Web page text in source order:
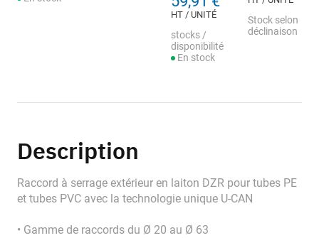
HT / UNITÉ
stocks /
disponibilité
En stock
Stock selon
déclinaison
Description
Raccord à serrage extérieur en laiton DZR pour tubes PE
et tubes PVC avec la technologie unique U-CAN
• Gamme de raccords du Ø 20 au Ø 63